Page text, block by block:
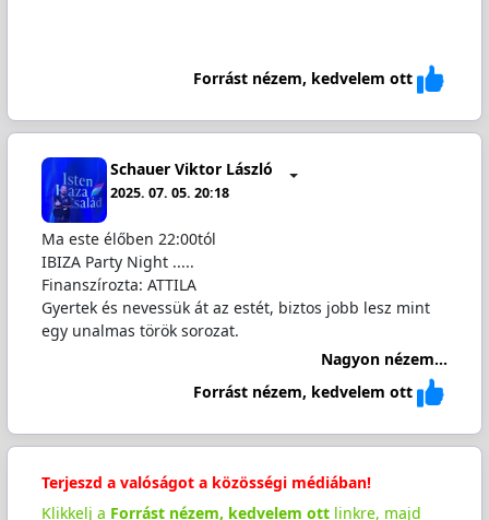
Forrást nézem, kedvelem ott
Schauer Viktor László
2025. 07. 05. 20:18
Ma este élőben 22:00tól
IBIZA Party Night .....
Finanszírozta: ATTILA
Gyertek és nevessük át az estét, biztos jobb lesz mint
egy unalmas török sorozat.
Nagyon nézem...
Forrást nézem, kedvelem ott
Terjeszd a valóságot a közösségi médiában!
Klikkelj a Forrást nézem, kedvelem ottlinkre, majd